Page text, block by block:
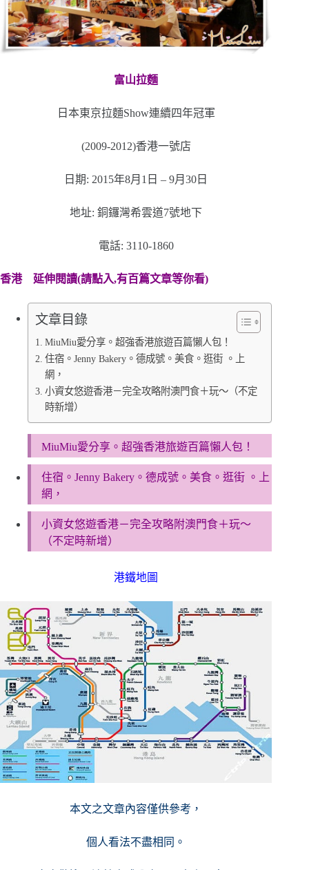
富山拉麵
日本東京拉麵Show連續四年冠軍
(2009-2012)香港一號店
日期: 2015年8月1日 – 9月30日
地址: 銅鑼灣希雲道7號地下
電話: 3110-1860
香港 延伸閱讀(請點入,有百篇文章等你看)
文章目錄
MiuMiu愛分享。超強香港旅遊百篇懶人包！
住宿。Jenny Bakery。德成號。美食。逛街 。上
網，
小資女悠遊香港－完全攻略附澳門食＋玩～（不定
時新增）
MiuMiu愛分享。超強香港旅遊百篇懶人包！
住宿。Jenny Bakery。德成號。美食。逛街 。上
網，
小資女悠遊香港－完全攻略附澳門食＋玩～
（不定時新增）
港鐵地圖
本文之文章內容僅供參考，
個人看法不盡相同。